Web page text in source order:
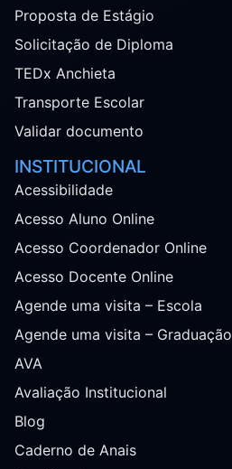
Proposta de Estágio
Solicitação de Diploma
TEDx Anchieta
Transporte Escolar
Validar documento
INSTITUCIONAL
Acessibilidade
Acesso Aluno Online
Acesso Coordenador Online
Acesso Docente Online
Agende uma visita – Escola
Agende uma visita – Graduação
AVA
Avaliação Institucional
Blog
Caderno de Anais